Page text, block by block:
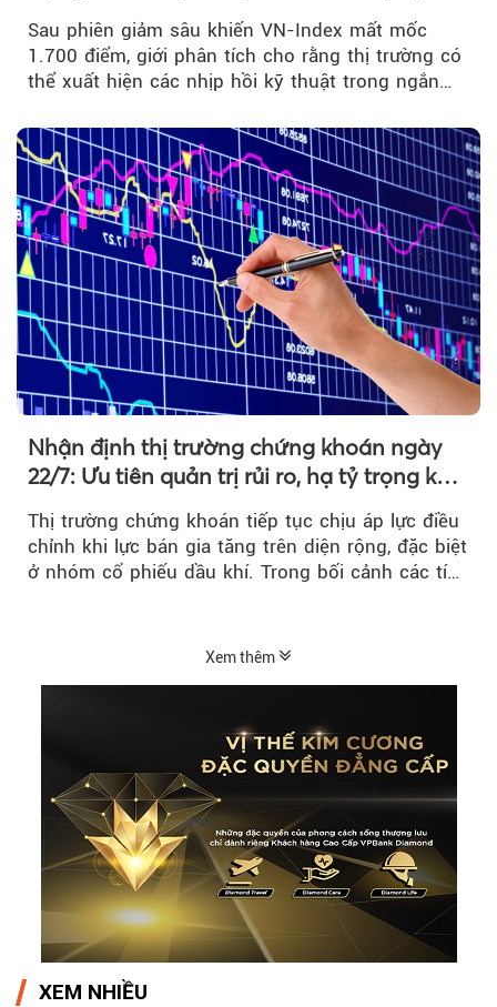
Sau phiên giảm sâu khiến VN-Index mất mốc
1.700 điểm, giới phân tích cho rằng thị trường có
thể xuất hiện các nhịp hồi kỹ thuật trong ngắn
Nhận định thị trường chứng khoán ngày
22/7: Ưu tiên quản trị rủi ro, hạ tỷ trọng khi
Thị trường chứng khoán tiếp tục chịu áp lực điều
chỉnh khi lực bán gia tăng trên diện rộng, đặc biệt
ở nhóm cổ phiếu dầu khí. Trong bối cảnh các tín
Xem thêm
XEM NHIỀU